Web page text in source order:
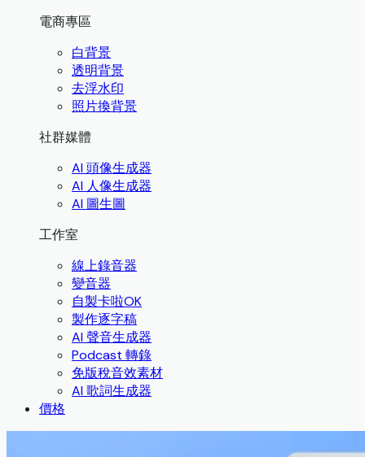
電商專區
白背景
透明背景
去浮水印
照片換背景
社群媒體
AI 頭像生成器
AI 人像生成器
AI 圖生圖
工作室
線上錄音器
變音器
自製卡啦OK
製作逐字稿
AI 聲音生成器
Podcast 轉錄
免版稅音效素材
AI 歌詞生成器
價格